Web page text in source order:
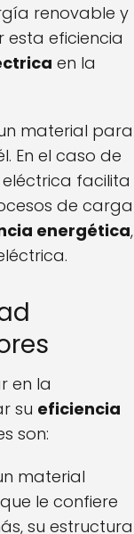
renovable y
esta eficiencia
en la
material para
En el caso de
facilita
de carga
energética,
en la
su eficiencia
son:
material
le confiere
su estructura